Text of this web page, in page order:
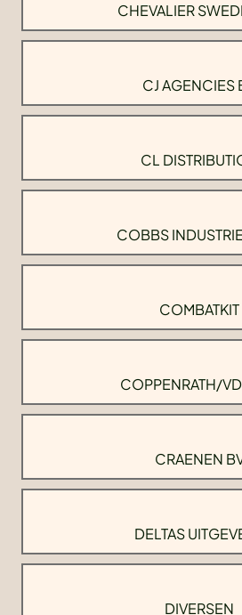
CHEVALIER
CJ AGENCIES
CL
COBBS
COMBATKIT
COPPENRATH/
CRAENEN
DELTAS
DIVERSEN